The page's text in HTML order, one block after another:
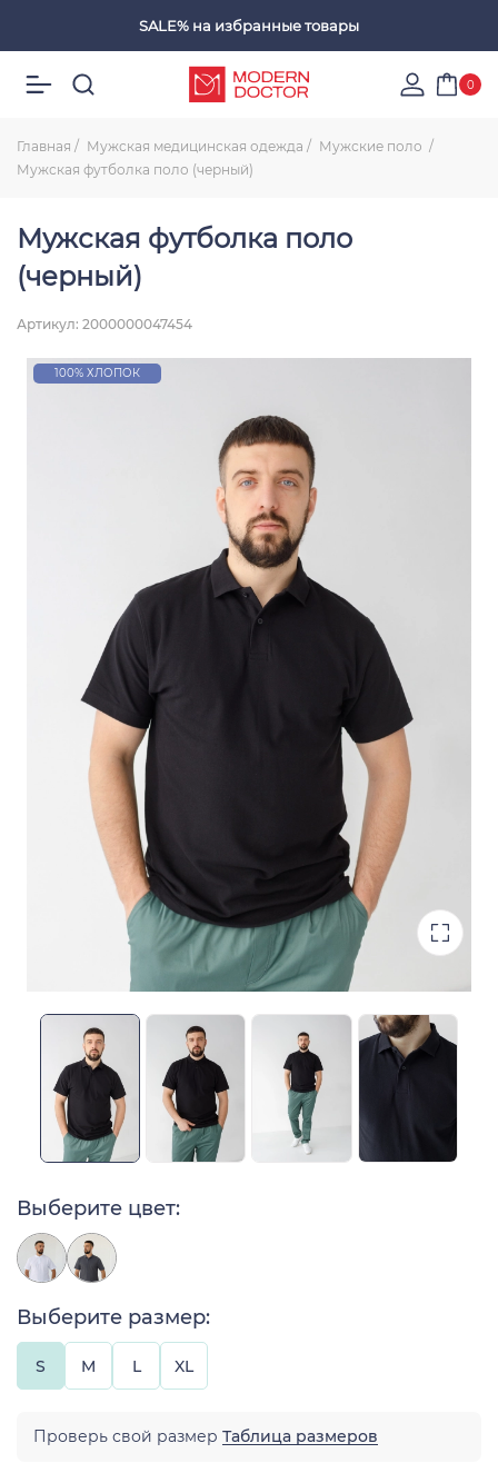
SALE% на избранные товары
0
Главная Мужская медицинская одежда
Мужские поло
Мужская футболка поло (черный)
Мужская футболка поло
(черный)
Артикул: 2000000047454
100% ХЛОПОК
Выберите цвет:
Выберите размер:
S M L XL
Проверь свой размер Таблица размеров
Избранные товары